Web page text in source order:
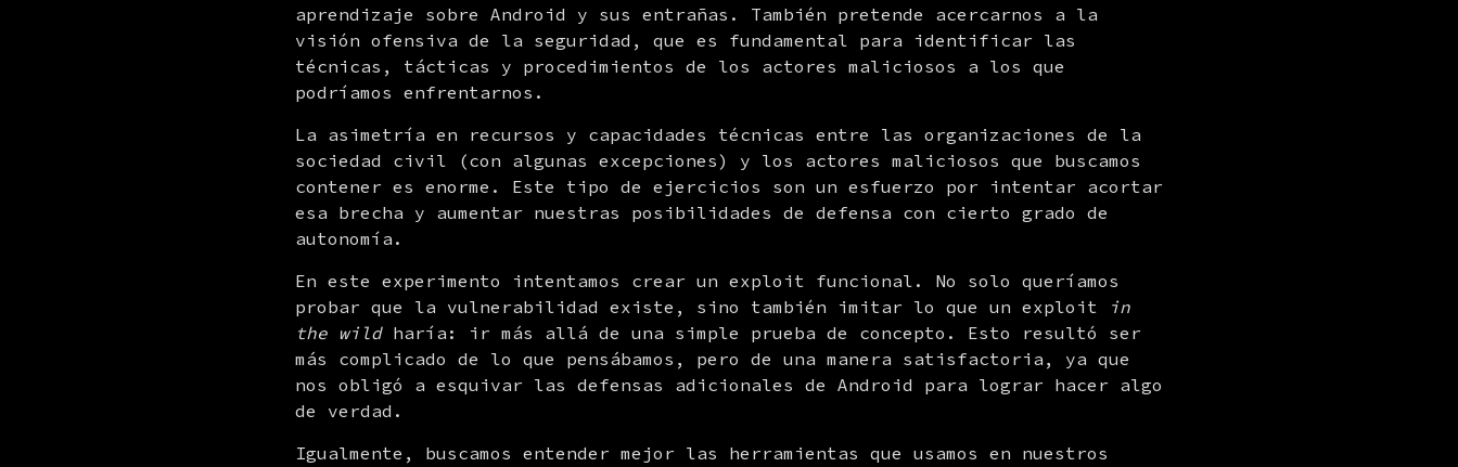
aprendizaje sobre Android y sus entrañas. También pretende acercarnos a la
visión ofensiva de la seguridad, que es fundamental para identificar las
técnicas, tácticas y procedimientos de los actores maliciosos a los que
podríamos enfrentarnos.
La asimetría en recursos y capacidades técnicas entre las organizaciones de la
sociedad civil (con algunas excepciones) y los actores maliciosos que buscamos
contener es enorme. Este tipo de ejercicios son un esfuerzo por intentar acortar
esa brecha y aumentar nuestras posibilidades de defensa con cierto grado de
autonomía.
En este experimento intentamos crear un exploit funcional. No solo queríamos
probar que la vulnerabilidad existe, sino también imitar lo que un exploit
in
the wild haría: ir más allá de una simple prueba de concepto. Esto resultó ser
más complicado de lo que pensábamos, pero de una manera satisfactoria, ya que
nos obligó a esquivar las defensas adicionales de Android para lograr hacer algo
de verdad.
Igualmente, buscamos entender mejor las herramientas que usamos en nuestros